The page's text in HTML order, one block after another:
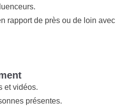
rapport de près ou de loin avec
et vidéos.
présentes.